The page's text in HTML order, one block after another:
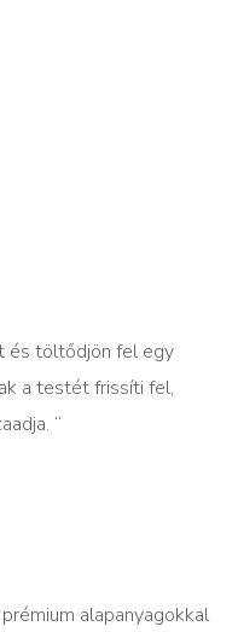
és töltődjön fel egy
a testét frissíti fel,
“
alapanyagokkal